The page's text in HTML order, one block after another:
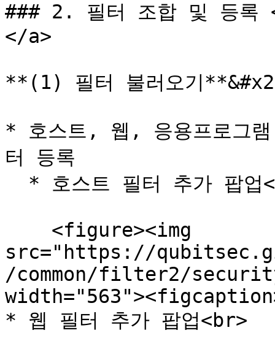
### 2. 필터 조합 및 등
</a>
**(1) 필터 불러오기
* 호스트, 웹, 응용프로그
터 등록
src="https://
/common/filter2/
* 웹 필터 추가 팝업<br>